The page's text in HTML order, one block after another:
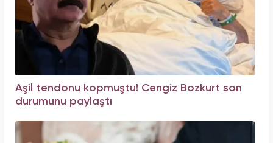
Aşil tendonu kopmuştu! Cengiz Bozkurt son
durumunu paylaştı